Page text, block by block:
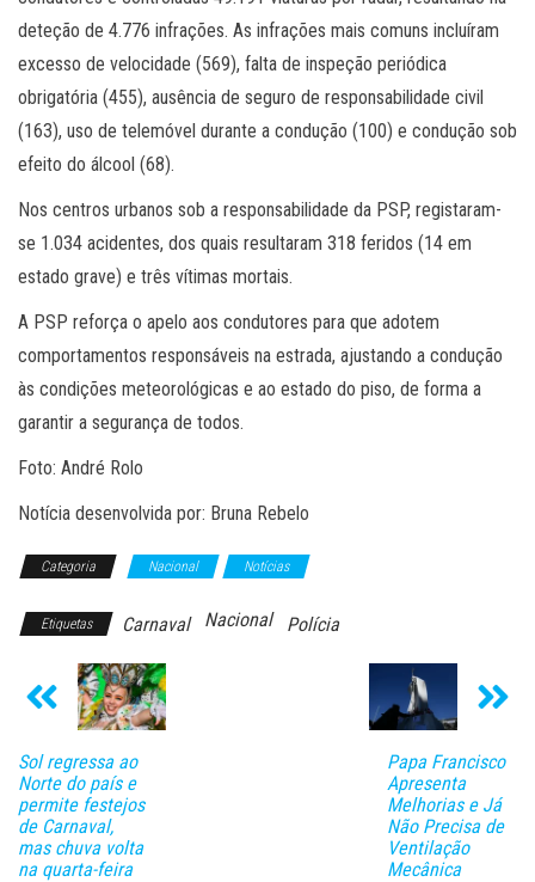
deteção de 4.776 infrações. As infrações mais comuns incluíram
excesso de velocidade (569), falta de inspeção periódica
obrigatória (455), ausência de seguro de responsabilidade civil
(163), uso de telemóvel durante a condução (100) e condução sob
efeito do álcool (68).
Nos centros urbanos sob a responsabilidade da PSP, registaram-
se 1.034 acidentes, dos quais resultaram 318 feridos (14 em
estado grave) e três vítimas mortais.
A PSP reforça o apelo aos condutores para que adotem
comportamentos responsáveis na estrada, ajustando a condução
às condições meteorológicas e ao estado do piso, de forma a
garantir a segurança de todos.
Foto: André Rolo
Notícia desenvolvida por: Bruna Rebelo
Categoria Nacional Notícias
Etiquetas Carnaval Nacional Polícia
Sol regressa ao
Norte do país e
permite festejos
de Carnaval,
mas chuva volta
na quarta-feira
Papa Francisco
Apresenta
Melhorias e Já
Não Precisa de
Ventilação
Mecânica